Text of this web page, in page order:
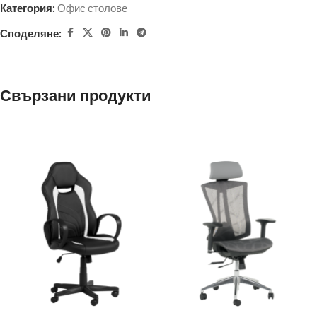
Категория: Офис столове
Споделяне:
Свързани продукти